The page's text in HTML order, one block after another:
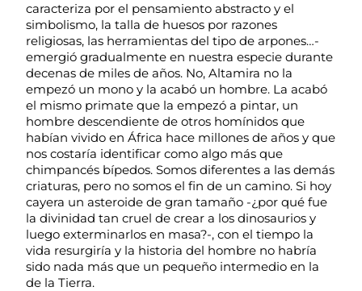
caracteriza por el pensamiento abstracto y el
simbolismo, la talla de huesos por razones
religiosas, las herramientas del tipo de arpones…-
emergió gradualmente en nuestra especie durante
decenas de miles de años. No, Altamira no la
empezó un mono y la acabó un hombre. La acabó
el mismo primate que la empezó a pintar, un
hombre descendiente de otros homínidos que
habían vivido en África hace millones de años y que
nos costaría identificar como algo más que
chimpancés bípedos. Somos diferentes a las demás
criaturas, pero no somos el fin de un camino. Si hoy
cayera un asteroide de gran tamaño -¿por qué fue
la divinidad tan cruel de crear a los dinosaurios y
luego exterminarlos en masa?-, con el tiempo la
vida resurgiría y la historia del hombre no habría
sido nada más que un pequeño intermedio en la
de la Tierra.